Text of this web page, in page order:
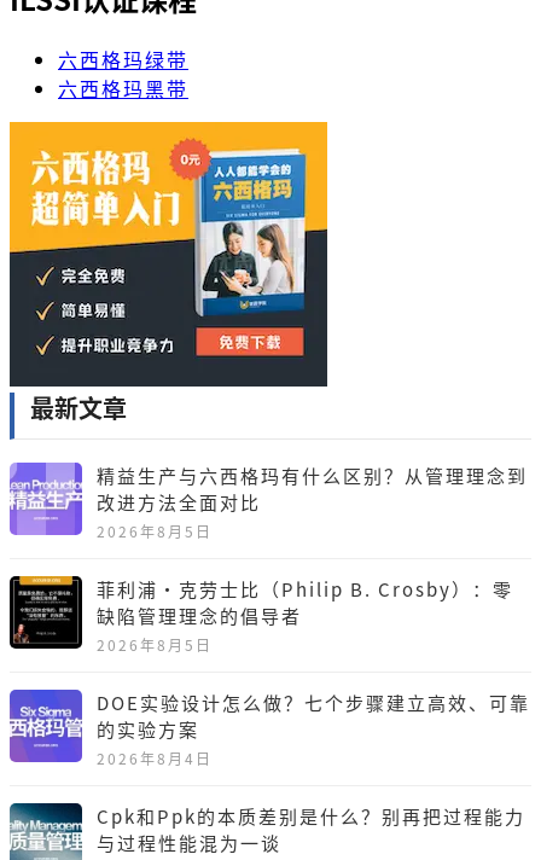
六西格玛绿带
六西格玛黑带
最新文章
精益生产与六西格玛有什么区别？从管理理念到
改进方法全面对比
2026年8月5日
菲利浦·克劳士比（Philip B. Crosby）：零
缺陷管理理念的倡导者
2026年8月5日
DOE实验设计怎么做？七个步骤建立高效、可靠
的实验方案
2026年8月4日
Cpk和Ppk的本质差别是什么？别再把过程能力
与过程性能混为一谈